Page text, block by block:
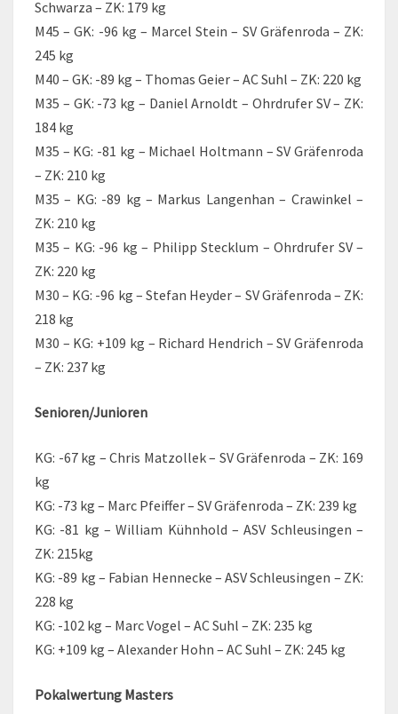
Schwarza – ZK: 179 kg
M45 – GK: -96 kg – Marcel Stein – SV Gräfenroda – ZK:
245 kg
M40 – GK: -89 kg – Thomas Geier – AC Suhl – ZK: 220 kg
M35 – GK: -73 kg – Daniel Arnoldt – Ohrdrufer SV – ZK:
184 kg
M35 – KG: -81 kg – Michael Holtmann – SV Gräfenroda
– ZK: 210 kg
M35 – KG: -89 kg – Markus Langenhan – Crawinkel –
ZK: 210 kg
M35 – KG: -96 kg – Philipp Stecklum – Ohrdrufer SV –
ZK: 220 kg
M30 – KG: -96 kg – Stefan Heyder – SV Gräfenroda – ZK:
218 kg
M30 – KG: +109 kg – Richard Hendrich – SV Gräfenroda
– ZK: 237 kg
Senioren/Junioren
KG: -67 kg – Chris Matzollek – SV Gräfenroda – ZK: 169
kg
KG: -73 kg – Marc Pfeiffer – SV Gräfenroda – ZK: 239 kg
KG: -81 kg – William Kühnhold – ASV Schleusingen –
ZK: 215kg
KG: -89 kg – Fabian Hennecke – ASV Schleusingen – ZK:
228 kg
KG: -102 kg – Marc Vogel – AC Suhl – ZK: 235 kg
KG: +109 kg – Alexander Hohn – AC Suhl – ZK: 245 kg
Pokalwertung Masters